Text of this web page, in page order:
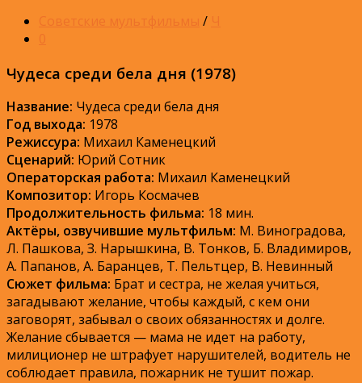
Советские мультфильмы / Ч
0
Чудеса среди бела дня (1978)
Название: Чудеса среди бела дня
Год выхода: 1978
Режиссура: Михаил Каменецкий
Сценарий: Юрий Сотник
Операторская работа: Михаил Каменецкий
Композитор: Игорь Космачев
Продолжительность фильма: 18 мин.
Актёры, озвучившие мультфильм: М. Виноградова,
Л. Пашкова, З. Нарышкина, В. Тонков, Б. Владимиров,
А. Папанов, А. Баранцев, Т. Пельтцер, В. Невинный
Сюжет фильма: Брат и сестра, не желая учиться,
загадывают желание, чтобы каждый, с кем они
заговорят, забывал о своих обязанностях и долге.
Желание сбывается — мама не идет на работу,
милиционер не штрафует нарушителей, водитель не
соблюдает правила, пожарник не тушит пожар.